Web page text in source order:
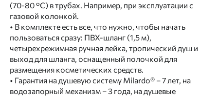
(70-80 °С) в трубах. Например, при эксплуатации с
газовой колонкой.
• В комплекте есть все, что нужно, чтобы начать
пользоваться сразу: ПВХ-шланг (1,5 м),
четырехрежимная ручная лейка, тропический душ и
выход для шланга, оснащенный полочкой для
размещения косметических средств.
• Гарантия на душевую систему Milardo® – 7 лет, на
водозапорный механизм – 3 года, на душевые